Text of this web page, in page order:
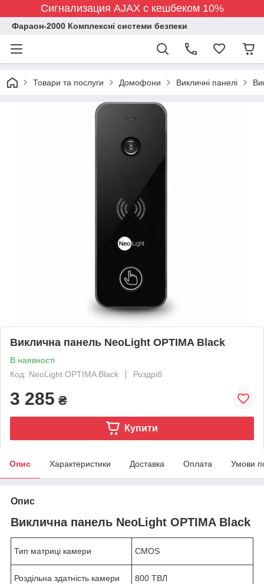
Сигнализация AJAX с кешбеком 10%
Фараон-2000 Комплексні системи безпеки
Товари та послуги Домофони Викличні панелі
Виклична панель NeoLight OPTIMA Black
В наявності
Код: NeoLight OPTIMA Black
Роздріб
3 285 ₴
Купити
Опис Характеристики Доставка Оплата Умови
Опис
Виклична панель NeoLight OPTIMA Black
Тип матриці камери CMOS
Роздільна здатність камери 800 ТВЛ